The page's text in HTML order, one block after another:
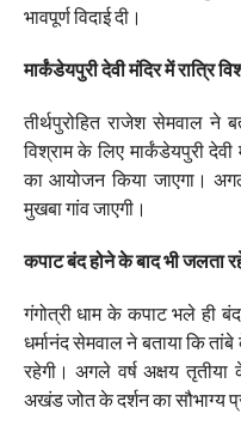
भावपूर्ण विदाई दी।
मार्कंडेयपुरी देवी मंदिर में रात्रि
तीर्थपुरोहित राजेश सेमवाल ने
विश्राम के लिए मार्कंडेयपुरी
का आयोजन किया जाएगा।
मुखबा गांव जाएगी।
कपाट बंद होने के बाद भी जलता
गंगोत्री धाम के कपाट भले ही
धर्मानंद सेमवाल ने बताया कि
रहेगी। अगले वर्ष अक्षय
अखंड जोत के दर्शन का सौभाग्य